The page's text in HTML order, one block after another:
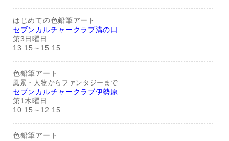
はじめての色鉛筆アート
セブンカルチャークラブ溝の口
第3日曜日
13:15～15:15
色鉛筆アート
風景・人物からファンタジーまで
セブンカルチャークラブ伊勢原
第1木曜日
10:15～12:15
色鉛筆アート